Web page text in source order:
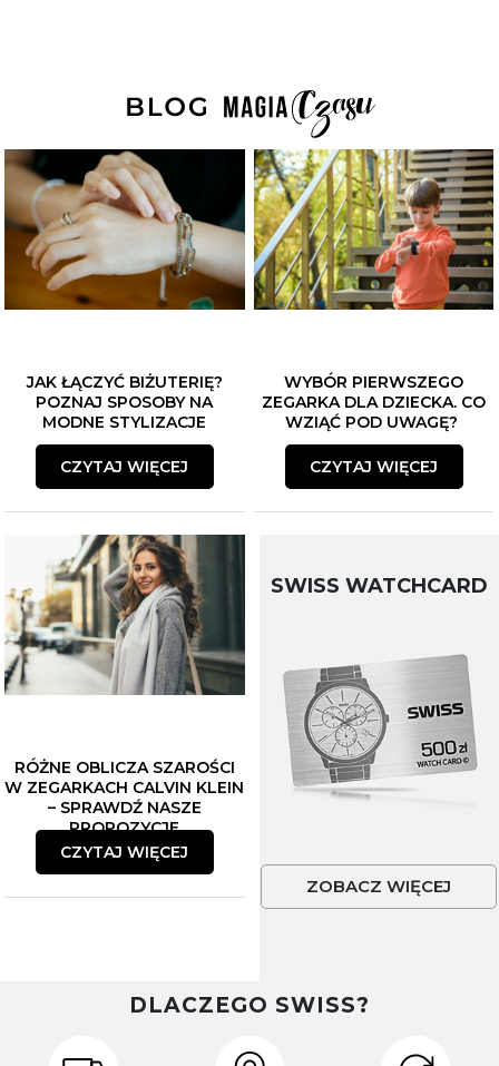
JAK ŁĄCZYĆ BIŻUTERIĘ?
POZNAJ SPOSOBY NA
MODNE STYLIZACJE
CZYTAJ WIĘCEJ
WYBÓR PIERWSZEGO
ZEGARKA DLA DZIECKA. CO
WZIĄĆ POD UWAGĘ?
CZYTAJ WIĘCEJ
RÓŻNE OBLICZA SZAROŚCI
W ZEGARKACH CALVIN KLEIN
– SPRAWDŹ NASZE
PROPOZYCJE
CZYTAJ WIĘCEJ
SWISS WATCHCARD
ZOBACZ WIĘCEJ
DLACZEGO SWISS?